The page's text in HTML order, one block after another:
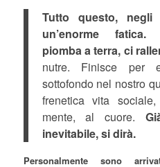
Tutto questo,
un’enorme fatica.
piomba a terra, ci
nutre. Finisce per
sottofondo nel nostro
frenetica vita
mente, al cuore.
inevitabile, si dirà.
Personalmente sono